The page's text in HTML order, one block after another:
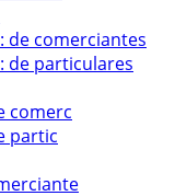
de comerciantes
de particulares
comerc
partic